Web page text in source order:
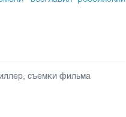
,съемки фильма